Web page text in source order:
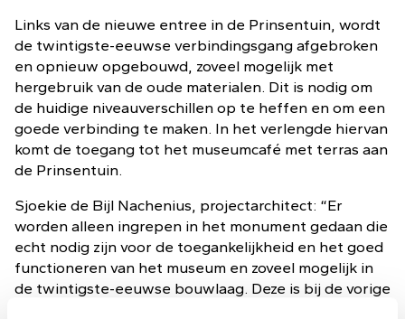
Links van de nieuwe entree in de Prinsentuin, wordt
de twintigste-eeuwse verbindingsgang afgebroken
en opnieuw opgebouwd, zoveel mogelijk met
hergebruik van de oude materialen. Dit is nodig om
de huidige niveauverschillen op te heffen en om een
goede verbinding te maken. In het verlengde hiervan
komt de toegang tot het museumcafé met terras aan
de Prinsentuin.
Sjoekie de Bijl Nachenius, projectarchitect: “Er
worden alleen ingrepen in het monument gedaan die
echt nodig zijn voor de toegankelijkheid en het goed
functioneren van het museum en zoveel mogelijk in
de twintigste-eeuwse bouwlaag. Deze is bij de vorige